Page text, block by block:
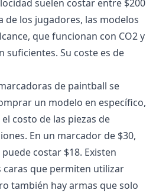
suelen costar entre $200
de los jugadores, las modelos
que funcionan con CO2 y
suficientes. Su coste es de
de paintball se
un modelo en específico,
costo de las piezas de
En un marcador de $30,
costar $18. Existen
caras que permiten utilizar
también hay armas que solo